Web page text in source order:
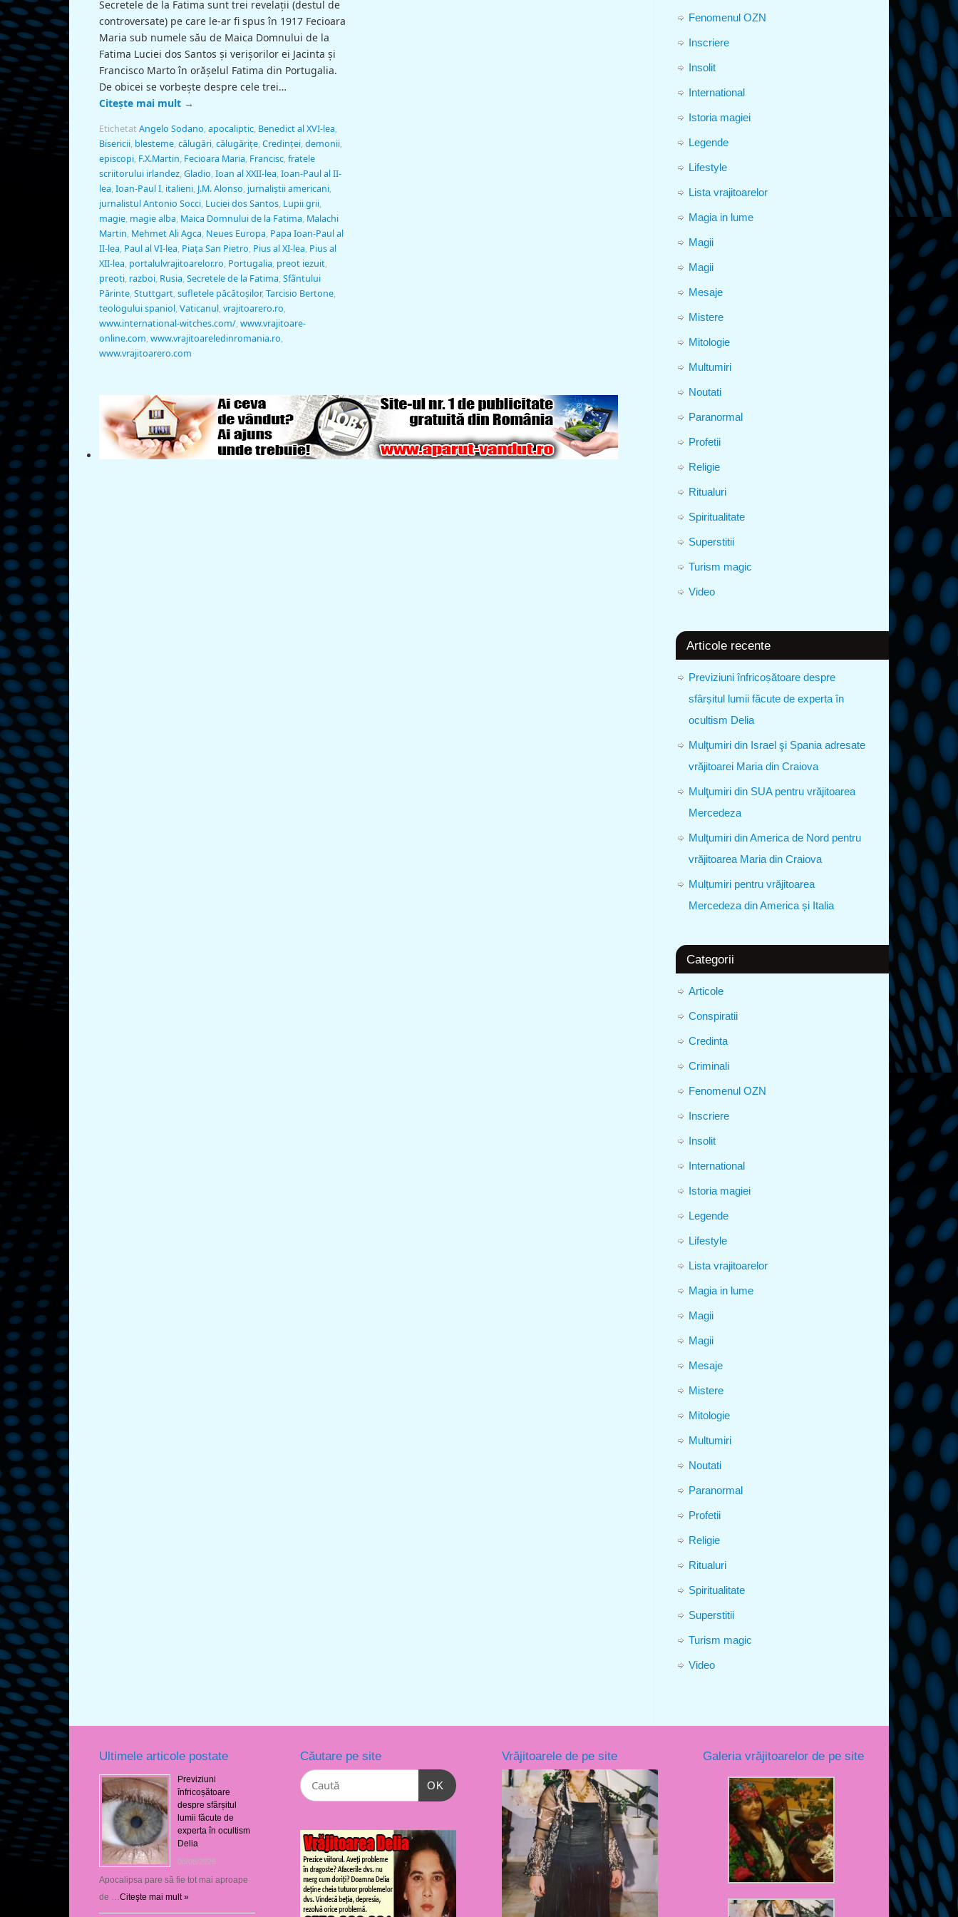
Secretele de la Fatima sunt trei revelații (destul de
controversate) pe care le-ar fi spus în 1917 Fecioara
Maria sub numele său de Maica Domnului de la
Fatima Luciei dos Santos și verișorilor ei Jacinta și
Francisco Marto în orășelul Fatima din Portugalia.
De obicei se vorbește despre cele trei…
Citește mai mult →
Etichetat Angelo Sodano,apocaliptic, Benedict al XVI-lea,
Bisericii, blesteme,călugări,călugăriţe,Credinței,demonii,
episcopi, F.X.Martin, Fecioara Maria, Francisc,fratele
scriitorului irlandez,Gladio,Ioan al XXII-lea,Ioan-Paul al II-
lea,Ioan-Paul I, italieni, J.M. Alonso, jurnaliştii americani,
jurnalistul Antonio Socci, Luciei dos Santos, Lupii grii,
magie, magie alba, Maica Domnului de la Fatima, Malachi
Martin, Mehmet Ali Agca, Neues Europa, Papa Ioan-Paul al
II-lea, Paul al VI-lea, Piața San Pietro, Pius al XI-lea, Pius al
XII-lea, portalulvrajitoarelor.ro, Portugalia, preot iezuit,
preoti, razboi, Rusia,Secretele de la Fatima,Sfântului
Părinte,Stuttgart,sufletele păcătoșilor,Tarcisio Bertone,
teologului spaniol,Vaticanul,vrajitoarero.ro,
www.international-witches.com/,www.vrajitoare-
online.com,www.vrajitoareledinromania.ro,
www.vrajitoarero.com
Fenomenul OZN
Inscriere
Insolit
International
Istoria magiei
Legende
Lifestyle
Lista vrajitoarelor
Magia in lume
Magii
Magii
Mesaje
Mistere
Mitologie
Multumiri
Noutati
Paranormal
Profetii
Religie
Ritualuri
Spiritualitate
Superstitii
Turism magic
Video
Articole recente
Previziuni înfricoșătoare despre
sfârșitul lumii făcute de experta în
ocultism Delia
Mulţumiri din Israel şi Spania adresate
vrăjitoarei Maria din Craiova
Mulţumiri din SUA pentru vrăjitoarea
Mercedeza
Mulţumiri din America de Nord pentru
vrăjitoarea Maria din Craiova
Mulțumiri pentru vrăjitoarea
Mercedeza din America și Italia
Categorii
Articole
Conspiratii
Credinta
Criminali
Fenomenul OZN
Inscriere
Insolit
International
Istoria magiei
Legende
Lifestyle
Lista vrajitoarelor
Magia in lume
Magii
Magii
Mesaje
Mistere
Mitologie
Multumiri
Noutati
Paranormal
Profetii
Religie
Ritualuri
Spiritualitate
Superstitii
Turism magic
Video
Ultimele articole postate
Previziuni
înfricoșătoare
despre sfârșitul
lumii făcute de
experta în ocultism
Delia
08/08/2026
Apocalipsa pare să fie tot mai aproape
de … Citeşte mai mult »
Căutare pe site
OK
Vrăjitoarele de pe site Galeria vrăjitoarelor de pe site